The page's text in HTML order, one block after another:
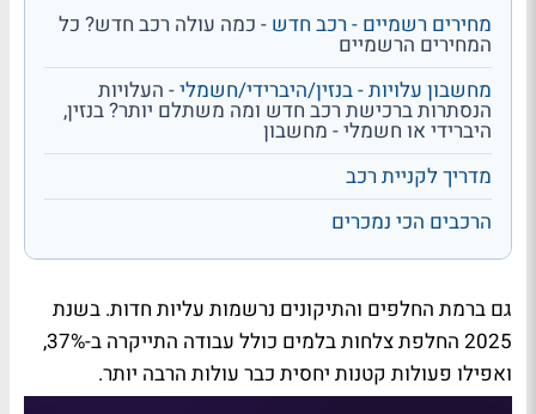
מחירים רשמיים - רכב חדש - כמה עולה רכב חדש? כל
המחירים הרשמיים
מחשבון עלויות - בנזין/היברידי/חשמלי- העלויות
הנסתרות ברכישת רכב חדש ומה משתלם יותר? בנזין,
היברידי או חשמלי - מחשבון
מדריך לקניית רכב
הרכבים הכי נמכרים
גם ברמת החלפים והתיקונים נרשמות עליות חדות. בשנת
2025 החלפת צלחות בלמים כולל עבודה התייקרה ב-37%,
ואפילו פעולות קטנות יחסית כבר עולות הרבה יותר.